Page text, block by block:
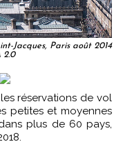
Jacques, Paris août 2014
2.0
petites et moyennes
plus de 60 pays,